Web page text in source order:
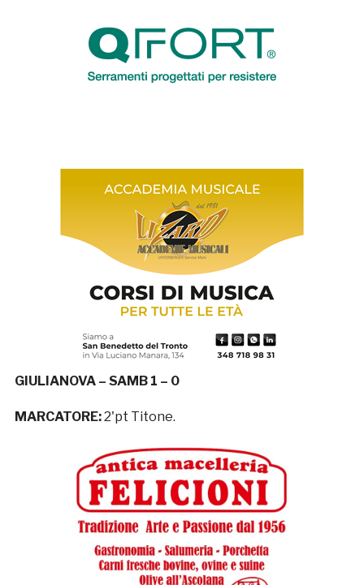
GIULIANOVA – SAMB 1 – 0
MARCATORE:2'pt Titone.